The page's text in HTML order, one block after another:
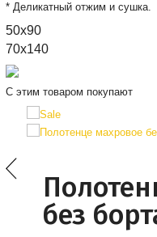
* Деликатный отжим и сушка.
50x90
70x140
С этим товаром покупают
без